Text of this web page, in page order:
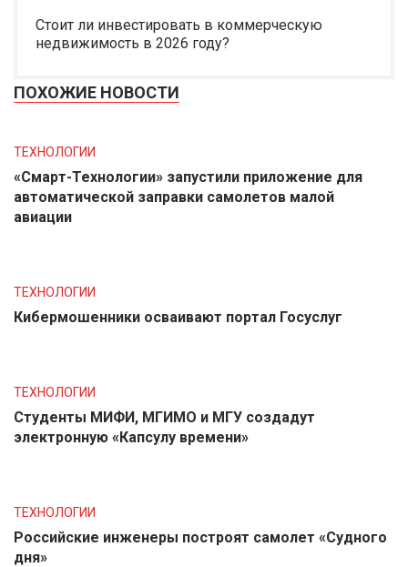
Стоит ли инвестировать в коммерческую
недвижимость в 2026 году?
ПОХОЖИЕ НОВОСТИ
ТЕХНОЛОГИИ
«Смарт-Технологии» запустили приложение для
автоматической заправки самолетов малой
авиации
ТЕХНОЛОГИИ
Кибермошенники осваивают портал Госуслуг
ТЕХНОЛОГИИ
Студенты МИФИ, МГИМО и МГУ создадут
электронную «Капсулу времени»
ТЕХНОЛОГИИ
Российские инженеры построят самолет «Судного
дня»